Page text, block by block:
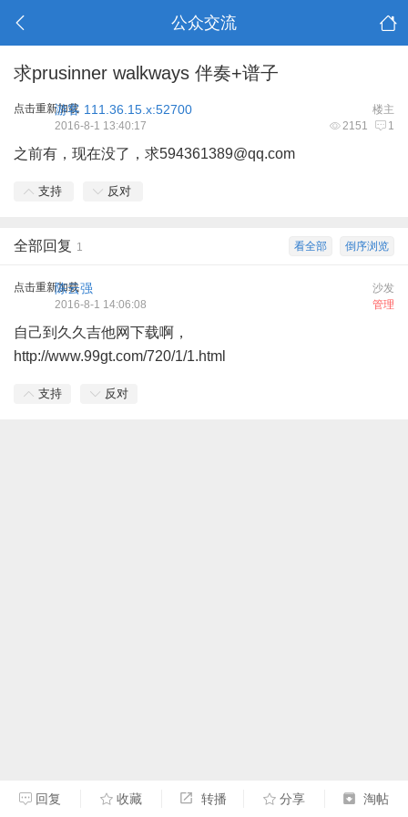
公众交流
求prusinner walkways 伴奏+谱子
点击重新加载 楼主
游客 111.36.15.x:52700
2151 1
2016-8-1 13:40:17
之前有，现在没了，求594361389@qq.com
支持 反对
倒序浏览
看全部
全部回复 1
点击重新加载 沙发
陈云强
管理
2016-8-1 14:06:08
自己到久久吉他网下载啊，
http://www.99gt.com/720/1/1.html
支持 反对
回复 收藏 转播 分享 淘帖